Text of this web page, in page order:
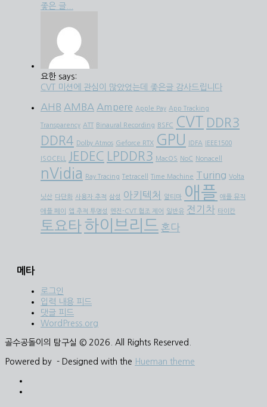
좋은 글...
요한 says:
CVT 미션에 관심이 많았었는데 좋은글 감사드립니다
AHB AMBA Ampere Apple Pay App Tracking
Transparency ATT Binaural Recording BSFC CVT DDR3
DDR4
Dolby Atmos Geforce RTX GPU IDFA IEEE1500
ISOCELL JEDEC LPDDR3 MacOS NoC Nonacell
nVidia Ray Tracing Tetracell Time Machine Turing Volta
닛산 다단화 사용자 추적 삼성 아키텍처 알티마 애플 애플 뮤직
애플 페이 앱 추적 투명성 엔진-CVT 협조 제어 일반유 전기차 타이칸
토요타 하이브리드 혼다
메타
로그인
입력 내용 피드
댓글 피드
WordPress.org
골수공돌이의 탐구실 © 2026. All Rights Reserved.
Powered by - Designed with the Hueman theme